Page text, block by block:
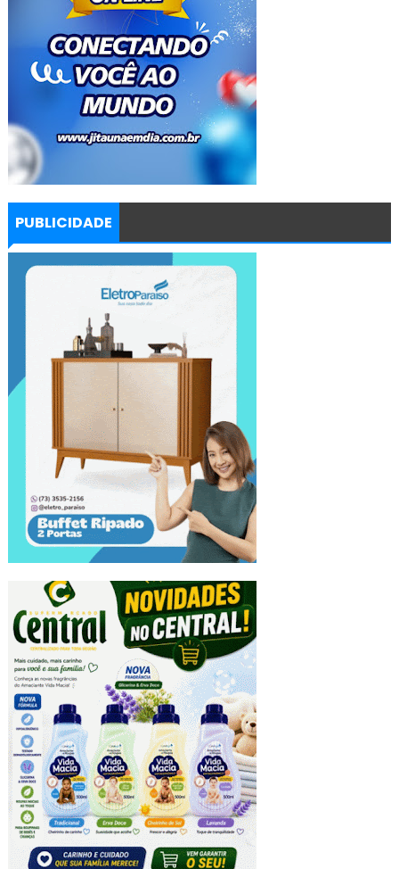
PUBLICIDADE